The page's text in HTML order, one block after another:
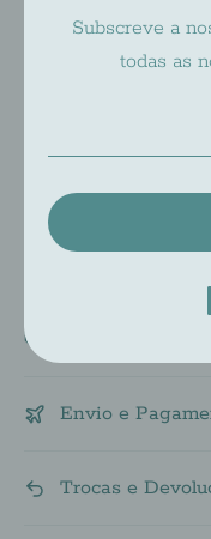
Pickup available
Check availability
Envio e
Trocas e
Subscreve a
todas as